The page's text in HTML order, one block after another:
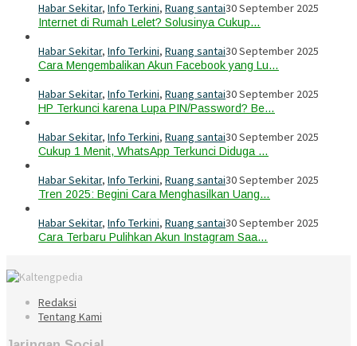
Habar Sekitar, Info Terkini, Ruang santai30 September 2025
Internet di Rumah Lelet? Solusinya Cukup…
Habar Sekitar, Info Terkini, Ruang santai30 September 2025
Cara Mengembalikan Akun Facebook yang Lu…
Habar Sekitar, Info Terkini, Ruang santai30 September 2025
HP Terkunci karena Lupa PIN/Password? Be…
Habar Sekitar, Info Terkini, Ruang santai30 September 2025
Cukup 1 Menit, WhatsApp Terkunci Diduga …
Habar Sekitar, Info Terkini, Ruang santai30 September 2025
Tren 2025: Begini Cara Menghasilkan Uang…
Habar Sekitar, Info Terkini, Ruang santai30 September 2025
Cara Terbaru Pulihkan Akun Instagram Saa…
Redaksi
Tentang Kami